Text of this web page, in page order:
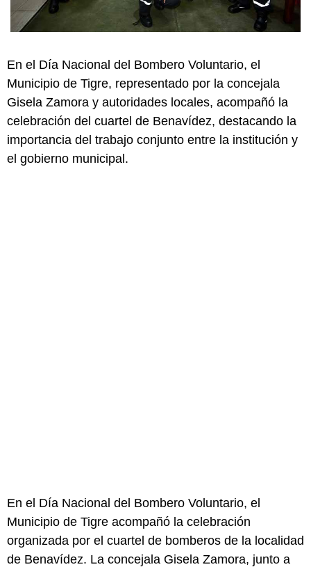
En el Día Nacional del Bombero Voluntario, el
Municipio de Tigre, representado por la concejala
Gisela Zamora y autoridades locales, acompañó la
celebración del cuartel de Benavídez, destacando la
importancia del trabajo conjunto entre la institución y
el gobierno municipal.
En el Día Nacional del Bombero Voluntario, el
Municipio de Tigre acompañó la celebración
organizada por el cuartel de bomberos de la localidad
de Benavídez. La concejala Gisela Zamora, junto a